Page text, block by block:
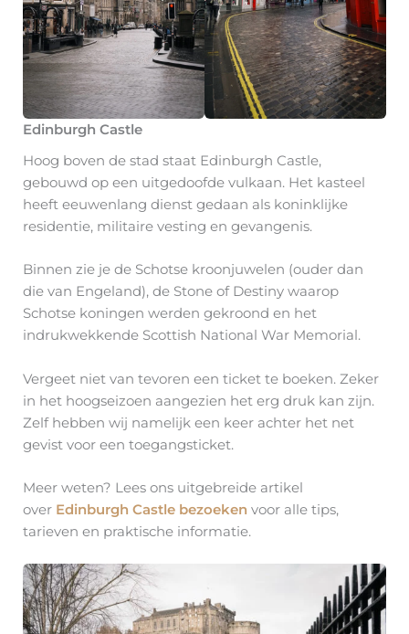
Edinburgh Castle
Hoog boven de stad staat Edinburgh Castle,
gebouwd op een uitgedoofde vulkaan. Het kasteel
heeft eeuwenlang dienst gedaan als koninklijke
residentie, militaire vesting en gevangenis.
Binnen zie je de Schotse kroonjuwelen (ouder dan
die van Engeland), de Stone of Destiny waarop
Schotse koningen werden gekroond en het
indrukwekkende Scottish National War Memorial.
Vergeet niet van tevoren een ticket te boeken. Zeker
in het hoogseizoen aangezien het erg druk kan zijn.
Zelf hebben wij namelijk een keer achter het net
gevist voor een toegangsticket.
Meer weten? Lees ons uitgebreide artikel
over Edinburgh Castle bezoeken voor alle tips,
tarieven en praktische informatie.